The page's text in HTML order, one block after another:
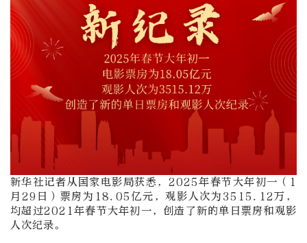
新华社记者从国家电影局获悉，2025年春节大年初一（1
月29日）票房为18.05亿元，观影人次为3515.12万，
均超过2021年春节大年初一，创造了新的单日票房和观影
人次纪录。